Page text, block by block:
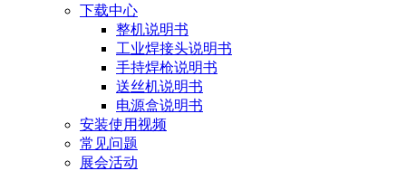
下载中心
整机说明书
工业焊接头说明书
手持焊枪说明书
送丝机说明书
电源盒说明书
安装使用视频
常见问题
展会活动